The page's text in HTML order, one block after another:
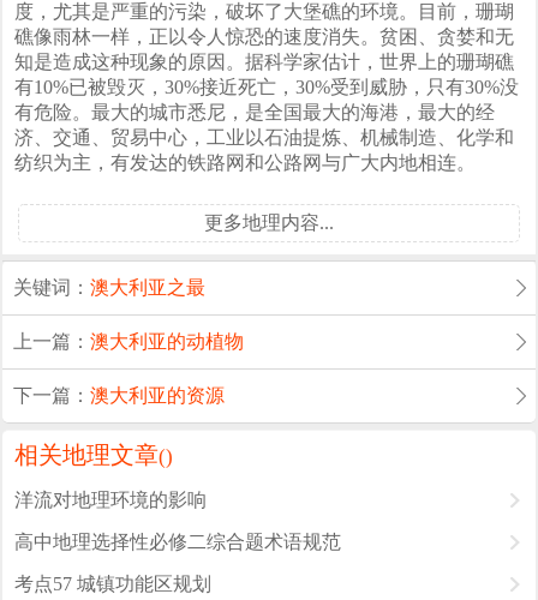
度，尤其是严重的污染，破坏了大堡礁的环境。目前，珊瑚
礁像雨林一样，正以令人惊恐的速度消失。贫困、贪婪和无
知是造成这种现象的原因。据科学家估计，世界上的珊瑚礁
有10%已被毁灭，30%接近死亡，30%受到威胁，只有30%没
有危险。最大的城市悉尼，是全国最大的海港，最大的经
济、交通、贸易中心，工业以石油提炼、机械制造、化学和
纺织为主，有发达的铁路网和公路网与广大内地相连。
更多地理内容...
关键词：澳大利亚之最
上一篇：澳大利亚的动植物
下一篇：澳大利亚的资源
相关地理文章()
洋流对地理环境的影响
高中地理选择性必修二综合题术语规范
考点57 城镇功能区规划